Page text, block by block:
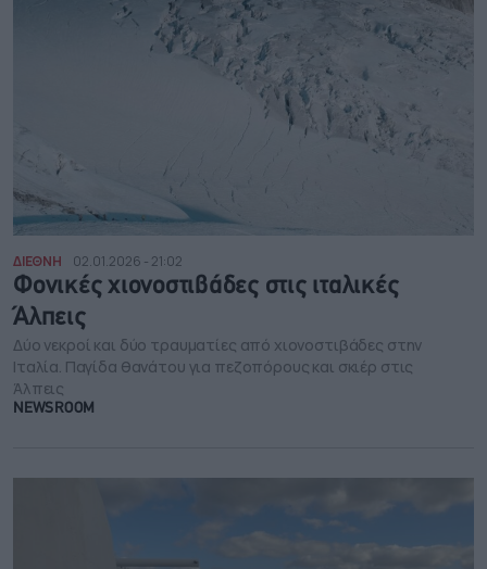
ΔΙΕΘΝΗ 02.01.2026 - 21:02
Φονικές χιονοστιβάδες στις ιταλικές
Άλπεις
Δύο νεκροί και δύο τραυματίες από χιονοστιβάδες στην
Ιταλία. Παγίδα θανάτου για πεζοπόρους και σκιέρ στις
Άλπεις
NEWSROOM